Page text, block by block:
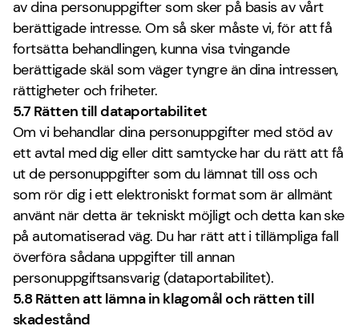
av dina personuppgifter som sker på basis av vårt
berättigade intresse. Om så sker måste vi, för att få
fortsätta behandlingen, kunna visa tvingande
berättigade skäl som väger tyngre än dina intressen,
rättigheter och friheter.
5.7 Rätten till dataportabilitet
Om vi behandlar dina personuppgifter med stöd av
ett avtal med dig eller ditt samtycke har du rätt att få
ut de personuppgifter som du lämnat till oss och
som rör dig i ett elektroniskt format som är allmänt
använt när detta är tekniskt möjligt och detta kan ske
på automatiserad väg. Du har rätt att i tillämpliga fall
överföra sådana uppgifter till annan
personuppgiftsansvarig (dataportabilitet).
5.8 Rätten att lämna in klagomål och rätten till
skadestånd